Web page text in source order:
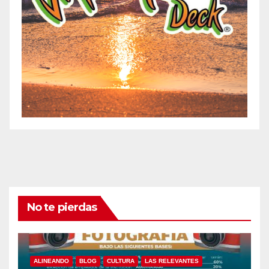
No te pierdas
ALINEANDO BLOG CULTURA LAS RELEVANTES